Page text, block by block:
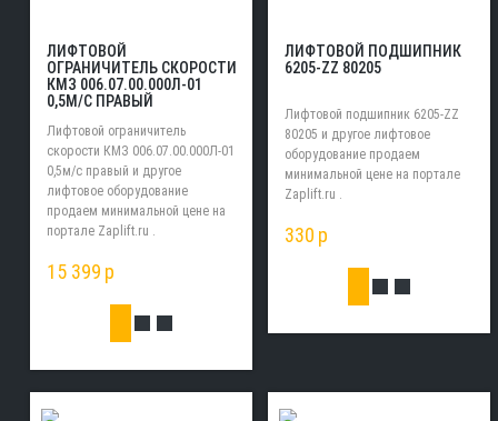
ЛИФТОВОЙ
ОГРАНИЧИТЕЛЬ СКОРОСТИ
КМЗ 006.07.00.000Л-01
0,5М/С ПРАВЫЙ
Лифтовой ограничитель
скорости КМЗ 006.07.00.000Л-01
0,5м/с правый и другое
лифтовое оборудование
продаем минимальной цене на
портале Zaplift.ru .
15 399 p
ЛИФТОВОЙ ПОДШИПНИК
6205-ZZ 80205
Лифтовой подшипник 6205-ZZ
80205 и другое лифтовое
оборудование продаем
минимальной цене на портале
Zaplift.ru .
330 p